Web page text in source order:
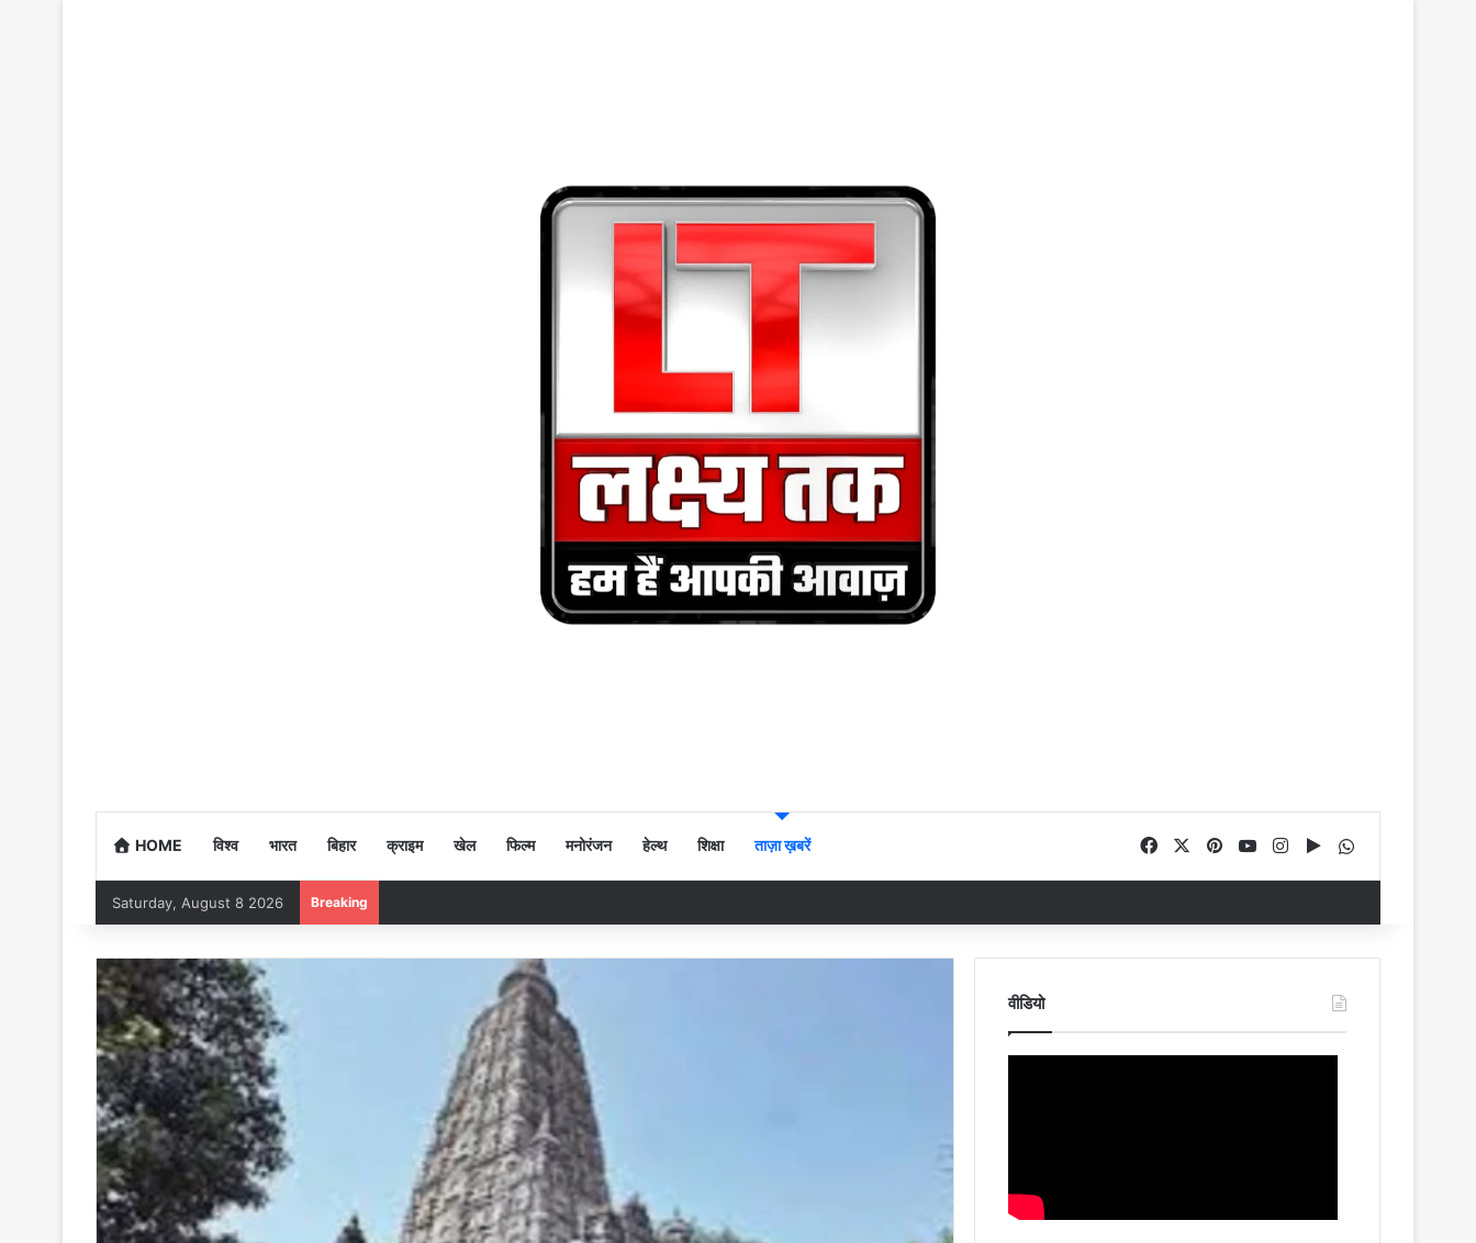
HOME विश्व भारत बिहार क्राइम खेल फिल्म मनोरंजन हेल्थ शिक्षा ताज़ा ख़बरें FacebookPinterestYouTubeInstagram
Google Play
Saturday, August 8 2026 Breaking
वीडियो